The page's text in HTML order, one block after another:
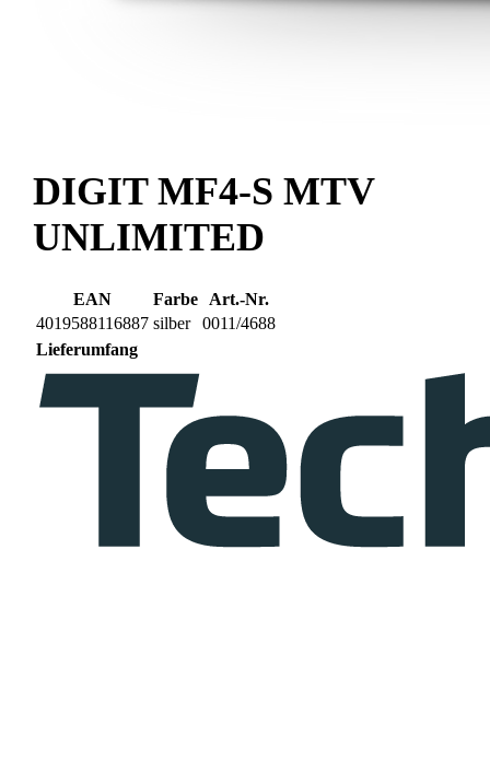
DIGIT MF4-S MTV
UNLIMITED
EAN Farbe
Art.-Nr.
4019588116887 silber
0011/4688
Lieferumfang